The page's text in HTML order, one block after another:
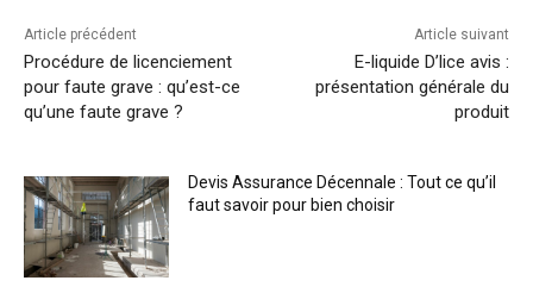
Article précédent
Procédure de licenciement
pour faute grave : qu’est-ce
qu’une faute grave ?
Article suivant
E-liquide D’lice avis :
présentation générale du
produit
Devis Assurance Décennale : Tout ce qu’il
faut savoir pour bien choisir